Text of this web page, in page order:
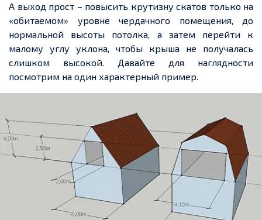
А выход прост – повысить крутизну скатов только на
«обитаемом» уровне чердачного помещения, до
нормальной высоты потолка, а затем перейти к
малому углу уклона, чтобы крыша не получалась
слишком высокой. Давайте для наглядности
посмотрим на один характерный пример.